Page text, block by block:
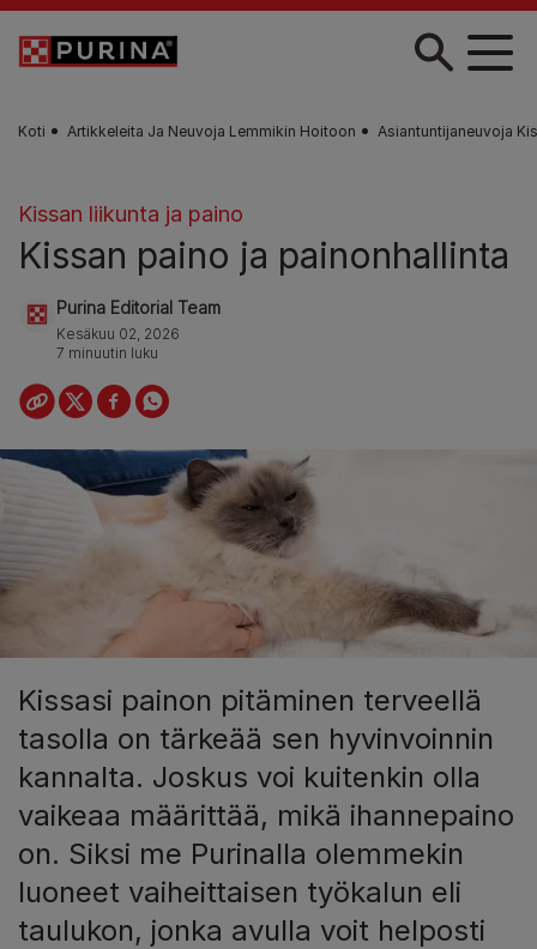
Skip to main content
Koti Artikkeleita Ja Neuvoja Lemmikin Hoitoon Asiantuntijaneuvoja
Kissan liikunta ja paino
Kissan paino ja painonhallinta
Purina Editorial Team
Kesäkuu 02, 2026
7 minuutin luku
Kissasi painon pitäminen terveellä
tasolla on tärkeää sen hyvinvoinnin
kannalta. Joskus voi kuitenkin olla
vaikeaa määrittää, mikä ihannepaino
on. Siksi me Purinalla olemmekin
luoneet vaiheittaisen työkalun eli
taulukon, jonka avulla voit helposti